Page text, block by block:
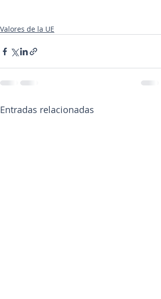
Valores de la UE
Entradas relacionadas